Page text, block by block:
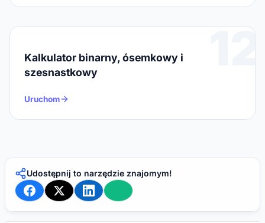
12
Kalkulator binarny, ósemkowy i
szesnastkowy
Uruchom
Udostępnij to narzędzie znajomym!